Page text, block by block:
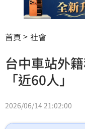
首頁 社會
台中車站外
「近60人」
2026/06/14 21:02:00